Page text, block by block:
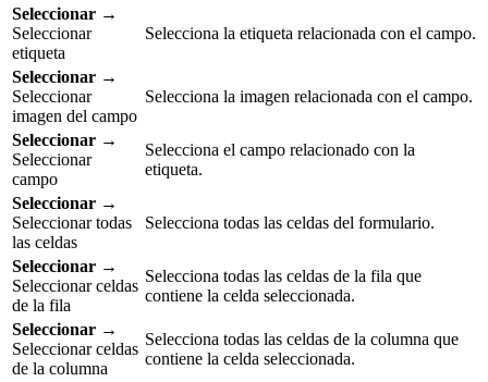
Seleccionar →
Seleccionar
etiqueta
Selecciona la etiqueta relacionada con el campo.
Seleccionar →
Seleccionar
imagen del campo
Selecciona la imagen relacionada con el campo.
Seleccionar →
Seleccionar
campo
Selecciona el campo relacionado con la
etiqueta.
Seleccionar →
Seleccionar todas
las celdas
Selecciona todas las celdas del formulario.
Seleccionar →
Seleccionar celdas
de la fila
Selecciona todas las celdas de la fila que
contiene la celda seleccionada.
Seleccionar →
Seleccionar celdas
de la columna
Selecciona todas las celdas de la columna que
contiene la celda seleccionada.